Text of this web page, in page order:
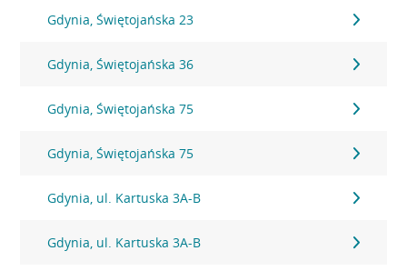
Gdynia, Świętojańska 23
Gdynia, Świętojańska 36
Gdynia, Świętojańska 75
Gdynia, Świętojańska 75
Gdynia, ul. Kartuska 3A-B
Gdynia, ul. Kartuska 3A-B